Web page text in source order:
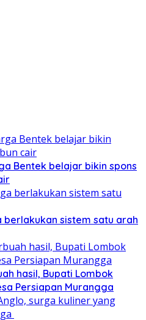
Bentek belajar bikin spons
berlakukan sistem satu arah
hasil, Bupati Lombok
Persiapan Murangga